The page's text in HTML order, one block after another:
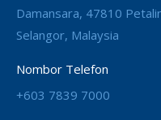
Damansara, 47810
Selangor, Malaysia
Nombor Telefon
+603 7839 7000